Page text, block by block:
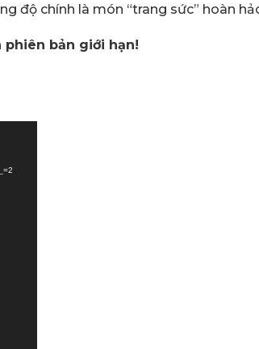
độ chính là món “trang sức” hoàn
phiên bản giới hạn!